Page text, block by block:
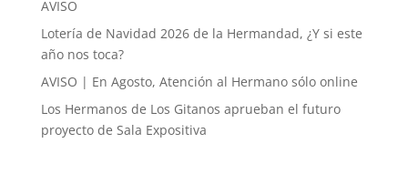
AVISO
Lotería de Navidad 2026 de la Hermandad, ¿Y si este
año nos toca?
AVISO | En Agosto, Atención al Hermano sólo online
Los Hermanos de Los Gitanos aprueban el futuro
proyecto de Sala Expositiva